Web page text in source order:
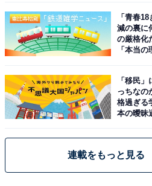
「青春
減の裏に
の厳格化
「本当の
「移民
っちなの
格過ぎる
本の曖昧
連載をもっと見る